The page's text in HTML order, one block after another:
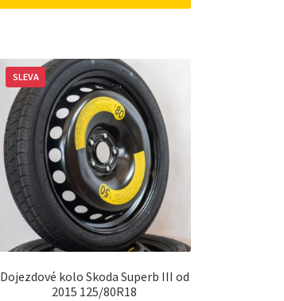
663Kč.
453Kč.
Dojezdové kolo Skoda Superb III od
2015 125/80R18
SLEVA